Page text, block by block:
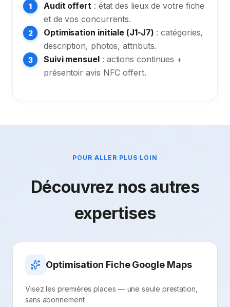
Audit offert : état des lieux de votre fiche
et de vos concurrents.
Optimisation initiale (J1-J7) : catégories,
description, photos, attributs.
Suivi mensuel: actions continues +
présentoir avis NFC offert.
POUR ALLER PLUS LOIN
Découvrez nos autres
expertises
Optimisation Fiche Google Maps
Visez les premières places — une seule prestation,
sans abonnement